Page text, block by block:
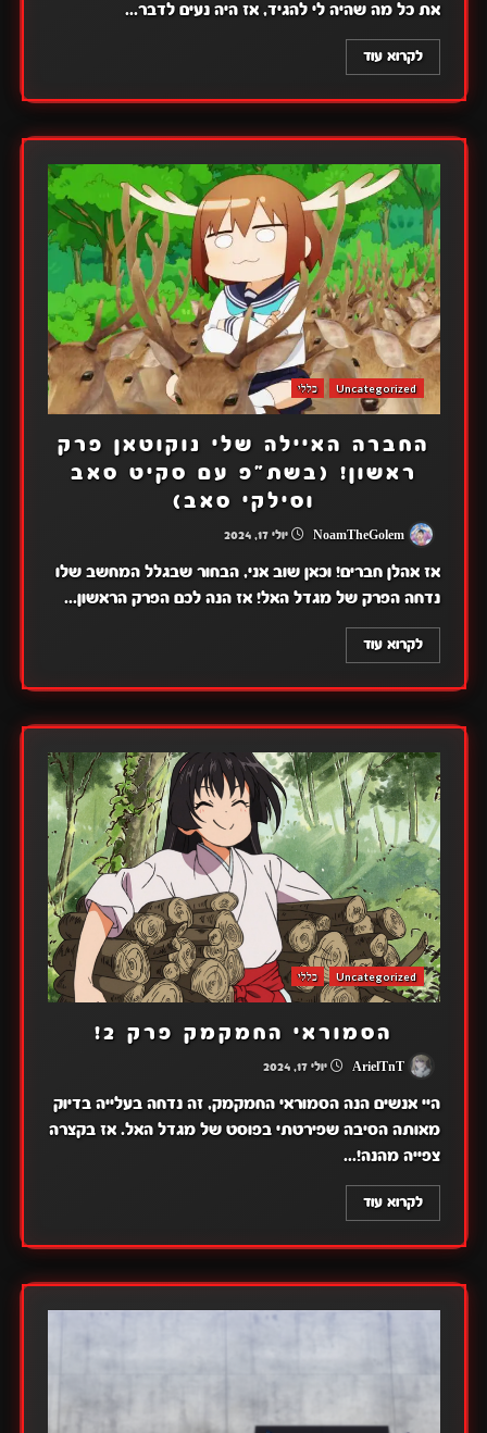
את כל מה שהיה לי להגיד, אז היה נעים לדבר...
לקרוא עוד
Uncategorized כללי
החברה האיילה שלי נוקוטאן פרק
ראשון! (בשת"פ עם סקיט סאב
וסילקי סאב)
NoamTheGolem יולי 17, 2024
אז אהלן חברים! וכאן שוב אני, הבחור שבגלל המחשב שלו
נדחה הפרק של מגדל האל! אז הנה לכם הפרק הראשון...
לקרוא עוד
Uncategorized כללי
הסמוראי החמקמק פרק 2!
ArielTnT יולי 17, 2024
היי אנשים הנה הסמוראי החמקמק, זה נדחה בעלייה בדיוק
מאותה הסיבה שפירטתי בפוסט של מגדל האל. אז בקצרה
צפייה מהנה!...
לקרוא עוד